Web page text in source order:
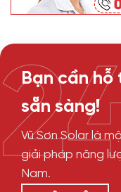
Bạn cần
sẵn sàng!
Vũ Sơn Solar là
giải pháp năng
Nam.